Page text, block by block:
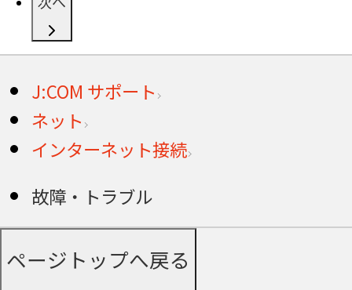
J:COM サポート
ネット
インターネット接続
故障・トラブル
ページトップへ戻る